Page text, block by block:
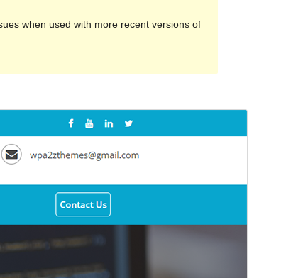
when used with more recent versions of
20+